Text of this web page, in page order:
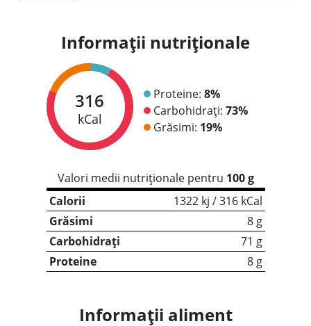
Informații nutriționale
316
kCal
Proteine: 8%
Carbohidrați: 73%
Grăsimi: 19%
Valori medii nutriționale pentru 100 g
Calorii
1322 kj / 316 kCal
Grăsimi
8 g
Carbohidrați
71 g
Proteine
8 g
Informații aliment